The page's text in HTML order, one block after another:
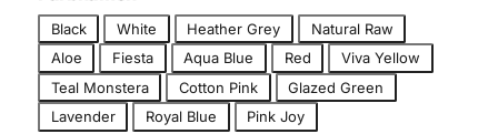
n
a
r
b
Black White Heather Grey
Natural Raw
Aloe
Fiesta Aqua Blue Red
Viva Yellow
Teal Monstera
Cotton Pink
Glazed Green
Lavender
Royal Blue
Pink Joy